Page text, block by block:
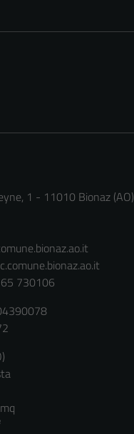
1 - 11010 Bionaz (AO)
730106